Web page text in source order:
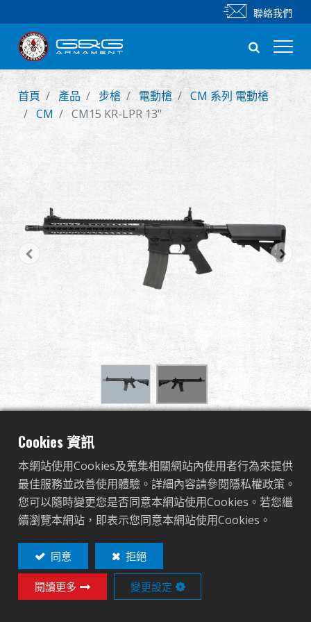
新產品
零件 & 配件
BB 彈
關於怪怪
活動與報導
支援服務
登入
繁體中文
Français
聯絡我們
首頁 產品 步槍 電動槍
CM 系列 電動槍
CM
CM15 KR-LPR 13"
CM15 KR-LPR 13"
EGC-15P-LPR-BNB-NCM
EGC-15P-LPR-BNB-NCM
OTHER COLOR
Cookies 資訊
本網站使用Cookies及蒐集相關網站內使用者行為來提供
最佳服務並改善使用體驗。詳細內容請參閱隱私權政策。
您可以隨時變更您是否同意本網站使用Cookies。若您繼
續瀏覽本網站，即表示您同意本網站使用Cookies。
同意
拒絕
閱讀更多
變更設定